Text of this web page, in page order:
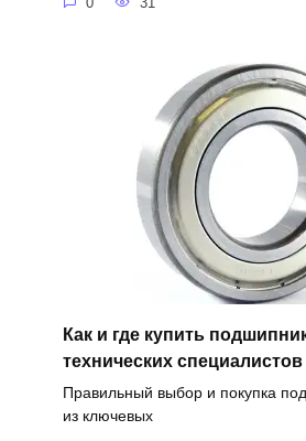
Как и где купить
технических специалистов
Правильный выбор и покупка
из ключевых